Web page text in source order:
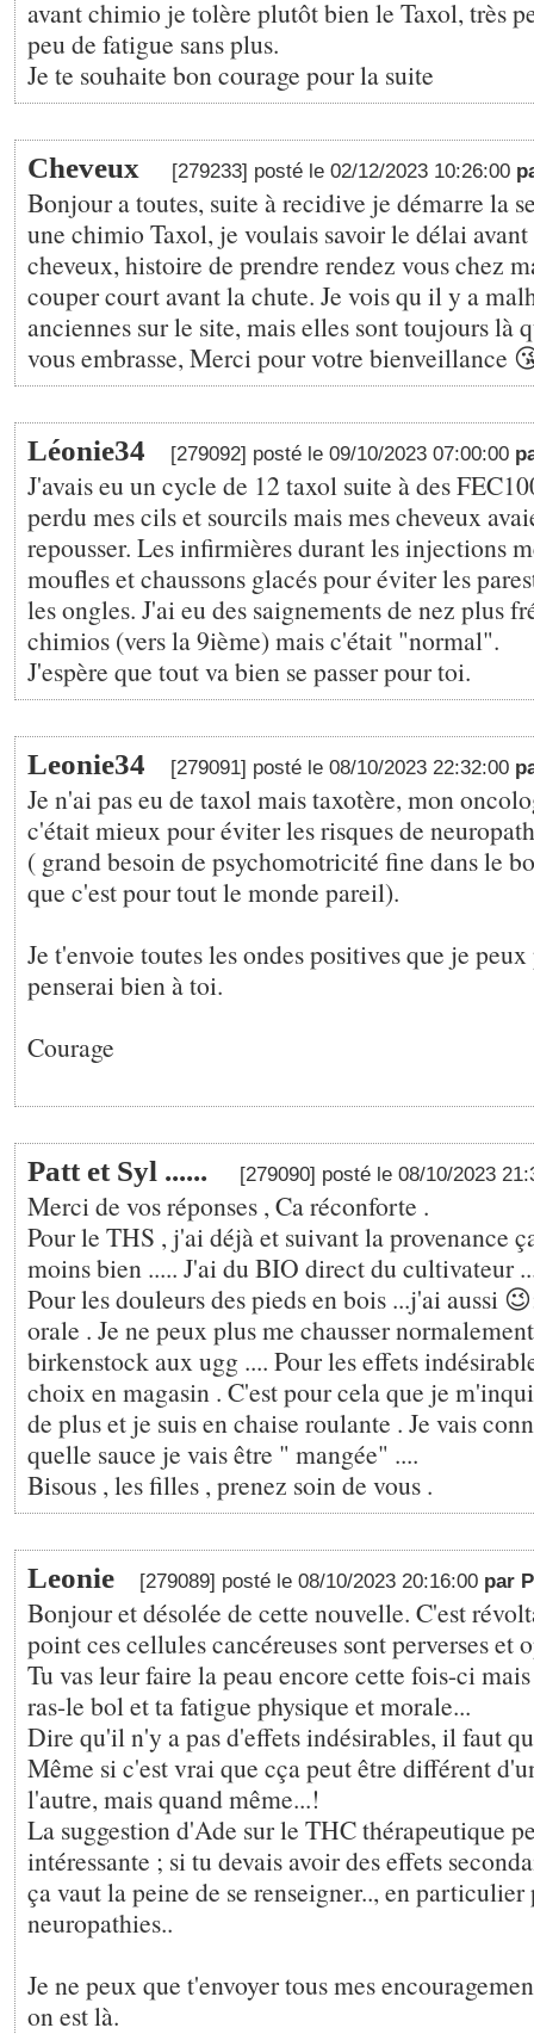
avant chimio je tolère plutôt bien le Taxol, très
peu de fatigue sans plus.
Je te souhaite bon courage pour la suite
Cheveux [279233] posté le 02/12/2023 10:26:00
Bonjour a toutes, suite à recidive je démarre la
une chimio Taxol, je voulais savoir le délai avant
cheveux, histoire de prendre rendez vous chez
couper court avant la chute. Je vois qu il y a
anciennes sur le site, mais elles sont toujours là
vous embrasse, Merci pour votre bienveillance
Léonie34 [279092] posté le 09/10/2023 07:00:00
J'avais eu un cycle de 12 taxol suite à des
perdu mes cils et sourcils mais mes cheveux
repousser. Les infirmières durant les injections
moufles et chaussons glacés pour éviter les
les ongles. J'ai eu des saignements de nez plus
chimios (vers la 9ième) mais c'était "normal".
J'espère que tout va bien se passer pour toi.
Leonie34 [279091] posté le 08/10/2023 22:32:00
Je n'ai pas eu de taxol mais taxotère, mon
c'était mieux pour éviter les risques de
( grand besoin de psychomotricité fine dans le
que c'est pour tout le monde pareil).
Je t'envoie toutes les ondes positives que je
penserai bien à toi.
Courage
Patt et Syl ...... [279090] posté le 08/10/2023
Merci de vos réponses , Ca réconforte .
Pour le THS , j'ai déjà et suivant la provenance
moins bien ..... J'ai du BIO direct du cultivateur
Pour les douleurs des pieds en bois ...j'ai aussi
orale . Je ne peux plus me chausser
birkenstock aux ugg .... Pour les effets
choix en magasin . C'est pour cela que je
de plus et je suis en chaise roulante . Je vais
quelle sauce je vais être " mangée" ....
Bisous , les filles , prenez soin de vous .
Leonie [279089] posté le 08/10/2023 20:16:00 par
Bonjour et désolée de cette nouvelle. C'est
point ces cellules cancéreuses sont perverses et
Tu vas leur faire la peau encore cette fois-ci
ras-le bol et ta fatigue physique et morale...
Dire qu'il n'y a pas d'effets indésirables, il faut
Même si c'est vrai que cça peut être différent
l'autre, mais quand même...!
La suggestion d'Ade sur le THC thérapeutique
intéressante ; si tu devais avoir des effets
ça vaut la peine de se renseigner.., en
neuropathies..
Je ne peux que t'envoyer tous mes
on est là.